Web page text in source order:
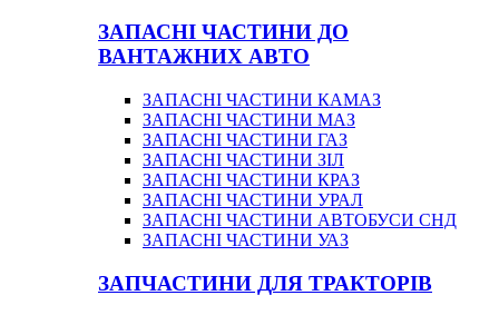
ЗАПАСНІ ЧАСТИНИ ДО
ВАНТАЖНИХ АВТО
ЗАПАСНІ ЧАСТИНИ КАМАЗ
ЗАПАСНІ ЧАСТИНИ МАЗ
ЗАПАСНІ ЧАСТИНИ ГАЗ
ЗАПАСНІ ЧАСТИНИ ЗІЛ
ЗАПАСНІ ЧАСТИНИ КРАЗ
ЗАПАСНІ ЧАСТИНИ УРАЛ
ЗАПАСНІ ЧАСТИНИ АВТОБУСИ СНД
ЗАПАСНІ ЧАСТИНИ УАЗ
ЗАПЧАСТИНИ ДЛЯ ТРАКТОРІВ